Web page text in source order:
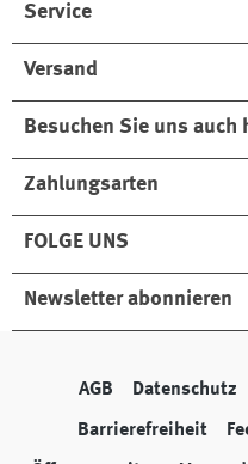
Service
Versand
Besuchen Sie uns auch
Zahlungsarten
FOLGE UNS
Newsletter abonnieren
AGB Datenschutz
Barrierefreiheit